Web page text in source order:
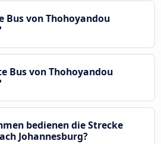
Bus von Thohoyandou
Bus von Thohoyandou
bedienen die Strecke
Johannesburg?